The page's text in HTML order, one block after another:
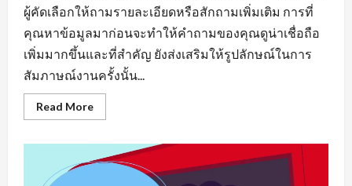
ผู้คัดเลือกให้ถามรายละเอียดหรือสักถามเพิ่มเติม การที่
คุณหาข้อมูลมาก่อนจะทำให้คำถามของคุณดูน่าเชื่อถือ
เพิ่มมากขึ้นและที่สำคัญ ยังส่งเสริมให้รูปลักษณ์ในการ
สัมภาษณ์งานครั้งนั้น...
Read MoreRead
more
เพชรบูรณ์